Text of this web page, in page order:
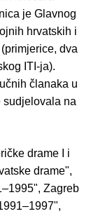
je Glavnog
hrvatskih i
dva
ITI-ja).
članaka u
sudjelovala na
drame I i
drame",
Zagreb